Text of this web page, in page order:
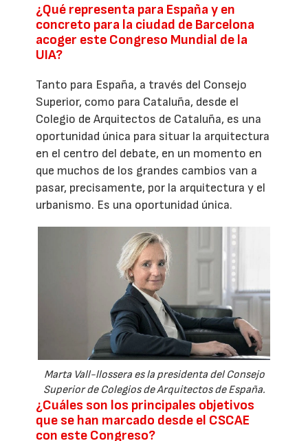
¿Qué representa para España y en
concreto para la ciudad de Barcelona
acoger este Congreso Mundial de la
UIA?
Tanto para España, a través del Consejo
Superior, como para Cataluña, desde el
Colegio de Arquitectos de Cataluña, es una
oportunidad única para situar la arquitectura
en el centro del debate, en un momento en
que muchos de los grandes cambios van a
pasar, precisamente, por la arquitectura y el
urbanismo. Es una oportunidad única.
Marta Vall-llossera es la presidenta del Consejo
Superior de Colegios de Arquitectos de España.
¿Cuáles son los principales objetivos
que se han marcado desde el CSCAE
con este Congreso?